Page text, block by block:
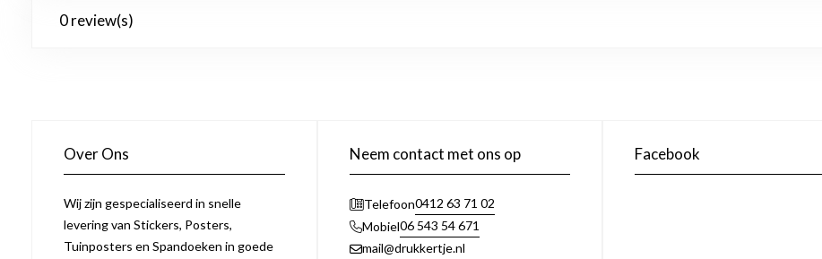
0 review(s)
Over Ons
Wij zijn gespecialiseerd in snelle
levering van Stickers, Posters,
Tuinposters en Spandoeken in goede
Neem contact met ons op
Telefoon0412 63 71 02
Mobiel06 543 54 671
mail@drukkertje.nl
Facebook